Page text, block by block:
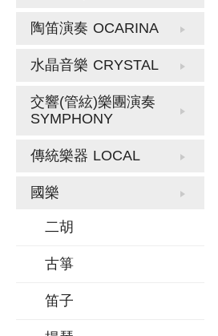
陶笛演奏 OCARINA
水晶音樂 CRYSTAL
交響(管絃)樂團演奏
SYMPHONY
傳統樂器 LOCAL
國樂
二胡
古箏
笛子